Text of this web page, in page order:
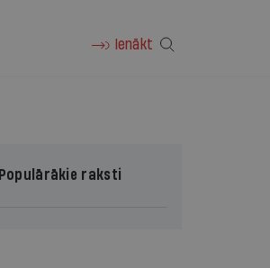
Ienākt
Populārākie raksti